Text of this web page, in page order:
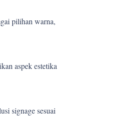
pilihan warna,
aspek estetika
signage sesuai